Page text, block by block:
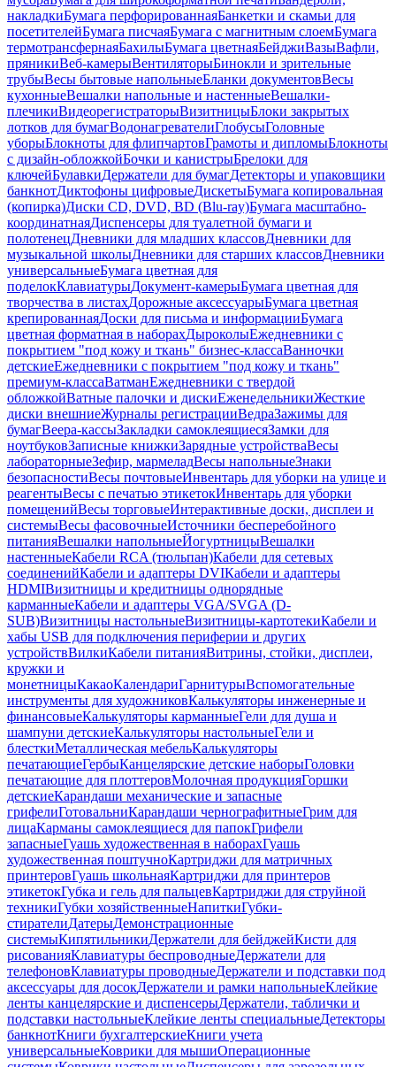
накладкиБумага перфорированнаяБанкетки и скамьи для
посетителейБумага писчаяБумага с магнитным слоемБумага
термотрансфернаяБахилыБумага цветнаяБейджиВазыВафли,
пряникиВеб-камерыВентиляторыБинокли и зрительные
трубыВесы бытовые напольныеБланки документовВесы
кухонныеВешалки напольные и настенныеВешалки-
плечикиВидеорегистраторыВизитницыБлоки закрытых
лотков для бумагВодонагревателиГлобусыГоловные
уборыБлокноты для флипчартовГрамоты и дипломыБлокноты
с дизайн-обложкойБочки и канистрыБрелоки для
ключейБулавкиДержатели для бумагДетекторы и упаковщики
банкнотДиктофоны цифровыеДискетыБумага копировальная
(копирка)Диски CD, DVD, BD (Blu-ray)Бумага масштабно-
координатнаяДиспенсеры для туалетной бумаги и
полотенецДневники для младших классовДневники для
музыкальной школыДневники для старших классовДневники
универсальныеБумага цветная для
поделокКлавиатурыДокумент-камерыБумага цветная для
творчества в листахДорожные аксессуарыБумага цветная
крепированнаяДоски для письма и информацииБумага
цветная форматная в наборахДыроколыЕжедневники с
покрытием "под кожу и ткань" бизнес-классаВанночки
детскиеЕжедневники с покрытием "под кожу и ткань"
премиум-классаВатманЕжедневники с твердой
обложкойВатные палочки и дискиЕженедельникиЖесткие
диски внешниеЖурналы регистрацииВедраЗажимы для
бумагВеера-кассыЗакладки самоклеящиесяЗамки для
ноутбуковЗаписные книжкиЗарядные устройстваВесы
лабораторныеЗефир, мармеладВесы напольныеЗнаки
безопасностиВесы почтовыеИнвентарь для уборки на улице и
реагентыВесы с печатью этикетокИнвентарь для уборки
помещенийВесы торговыеИнтерактивные доски, дисплеи и
системыВесы фасовочныеИсточники бесперебойного
питанияВешалки напольныеЙогуртницыВешалки
настенныеКабели RCA (тюльпан)Кабели для сетевых
соединенийКабели и адаптеры DVIКабели и адаптеры
HDMIВизитницы и кредитницы однорядные
карманныеКабели и адаптеры VGA/SVGA (D-
SUB)Визитницы настольныеВизитницы-картотекиКабели и
хабы USB для подключения периферии и других
устройствВилкиКабели питанияВитрины, стойки, дисплеи,
кружки и
монетницыКакаоКалендариГарнитурыВспомогательные
инструменты для художниковКалькуляторы инженерные и
финансовыеКалькуляторы карманныеГели для душа и
шампуни детскиеКалькуляторы настольныеГели и
блесткиМеталлическая мебельКалькуляторы
печатающиеГербыКанцелярские детские наборыГоловки
печатающие для плоттеровМолочная продукцияГоршки
детскиеКарандаши механические и запасные
грифелиГотовальниКарандаши чернографитныеГрим для
лицаКарманы самоклеящиеся для папокГрифели
запасныеГуашь художественная в наборахГуашь
художественная поштучноКартриджи для матричных
принтеровГуашь школьнаяКартриджи для принтеров
этикетокГубка и гель для пальцевКартриджи для струйной
техникиГубки хозяйственныеНапиткиГубки-
стирателиДатерыДемонстрационные
системыКипятильникиДержатели для бейджейКисти для
рисованияКлавиатуры беспроводныеДержатели для
телефоновКлавиатуры проводныеДержатели и подставки под
аксессуары для досокДержатели и рамки напольныеКлейкие
ленты канцелярские и диспенсерыДержатели, таблички и
подставки настольныеКлейкие ленты специальныеДетекторы
банкнотКниги бухгалтерскиеКниги учета
универсальныеКоврики для мышиОперационные